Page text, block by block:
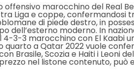
offensivo marocchino del Real
tra Liga e coppe, confermandosi
di piede destro, in
dell’esterno moderno. In
3-3 marocchino con El Kaabi
quarto a Qatar 2022 vuole
Brasile, Scozia e Haiti i Leoni
nel listone contenuto, può